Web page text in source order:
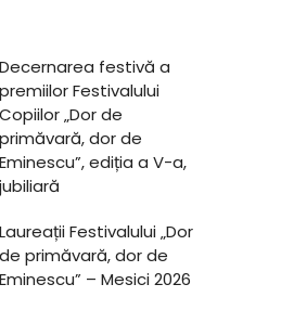
Decernarea festivă a
premiilor Festivalului
Copiilor „Dor de
primăvară, dor de
Eminescu”, ediția a V-a,
jubiliară
Laureații Festivalului „Dor
de primăvară, dor de
Eminescu” – Mesici 2026